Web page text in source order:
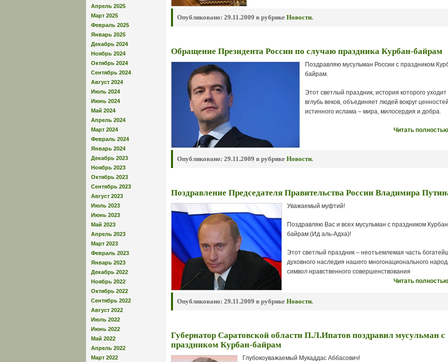
Апрель 2025
Март 2025
Февраль 2025
Январь 2025
Декабрь 2024
Ноябрь 2024
Октябрь 2024
Сентябрь 2024
Август 2024
Июль 2024
Июнь 2024
Май 2024
Апрель 2024
Март 2024
Февраль 2024
Январь 2024
Декабрь 2023
Ноябрь 2023
Октябрь 2023
Сентябрь 2023
Август 2023
Июль 2023
Июнь 2023
Май 2023
Апрель 2023
Март 2023
Февраль 2023
Январь 2023
Декабрь 2022
Ноябрь 2022
Октябрь 2022
Сентябрь 2022
Август 2022
Июль 2022
Июнь 2022
Май 2022
Апрель 2022
Март 2022
Опубликовано: 29.11.2009 в рубрике Новости.
Обращение Президента России по случаю праздника Курбан-байрам
Поздравляю мусульман России с праздником
байрам.
Этот светлый праздник, история которого уходит
вглубь веков, объединяет людей вокруг ценностей
истинного ислама – мира, милосердия и добра.
Читать
Опубликовано: 29.11.2009 в рубрике Новости.
Поздравление Председателя Правительства России Владимира
Уважаемый муфтий!
Поздравляю Вас и всех мусульман с праздником
байрам (Ид аль-Адха)!
Этот светлый праздник – неотъемлемая часть
духовного наследия нашего многонационального
символ нравственного совершенствования
Читать
Опубликовано: 29.11.2009 в рубрике Новости.
Губернатор Саратовской области П.Л.Ипатов поздравил мусульман с
праздником Курбан-байрам
Глубокоуважаемый Мукаддас Аббасович!